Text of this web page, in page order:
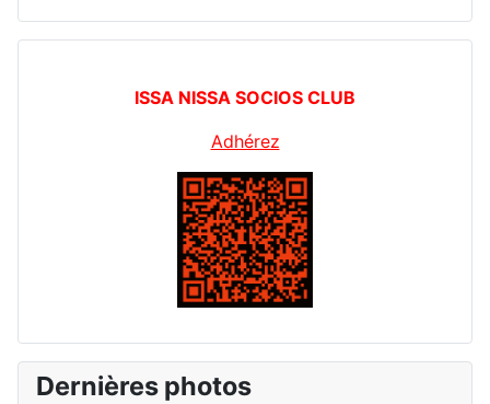
ISSA NISSA SOCIOS CLUB
Adhérez
Dernières photos